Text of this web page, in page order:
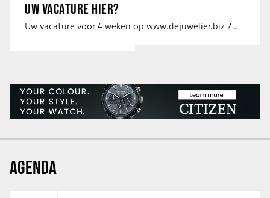
UW VACATURE HIER?
Uw vacature voor 4 weken op www.dejuwelier.biz ? Neem dan contact op met …
AGENDA